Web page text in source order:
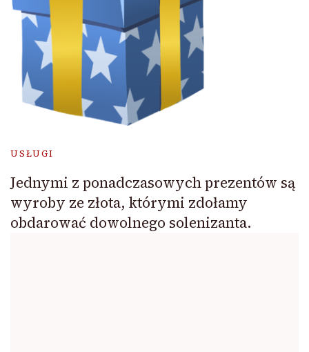
USŁUGI
Jednymi z ponadczasowych prezentów są
wyroby ze złota, którymi zdołamy
obdarować dowolnego solenizanta.